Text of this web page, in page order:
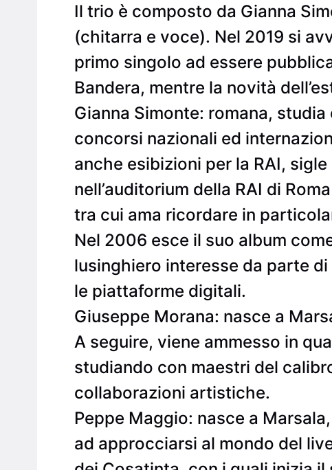
Il trio è composto da Gianna
(chitarra e voce). Nel 2019 si
primo singolo ad essere
Bandera, mentre la novità
Gianna Simonte: romana,
concorsi nazionali ed
anche esibizioni per la RAI,
nell’auditorium della RAI di
tra cui ama ricordare in
Nel 2006 esce il suo album
lusinghiero interesse da parte
le piattaforme digitali.
Giuseppe Morana: nasce a
A seguire, viene ammesso in
studiando con maestri del
collaborazioni artistiche.
Peppe Maggio: nasce a
ad approcciarsi al mondo del